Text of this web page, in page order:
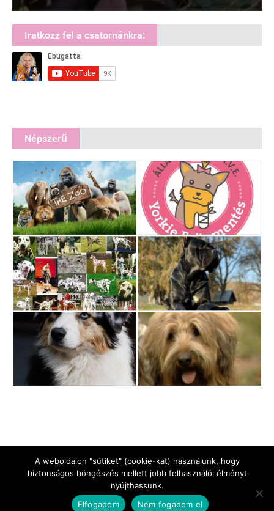
Iratkozz fel a csatornánkra:
Népszerű
Jogi Nyilatkozat Impresszum
Adatkezelési tájékoztató
A weboldalon "sütiket" (cookie-kat) használunk, hogy
biztonságos böngészés mellett jobb felhasználói élményt
nyújthassunk.
Elfogadom
Nem fogadom el